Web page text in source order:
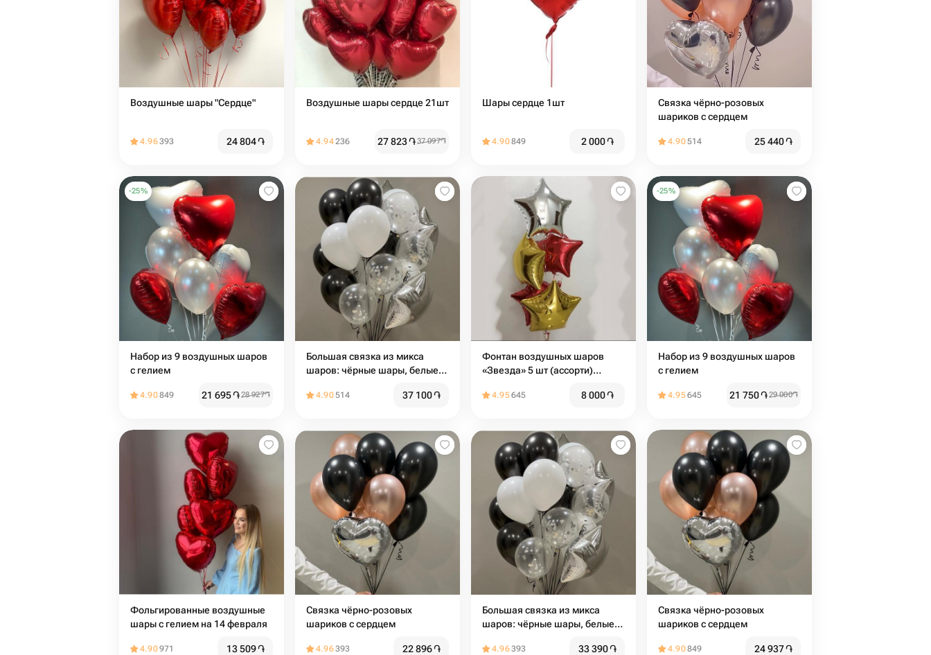
Воздушные шары "Сердце"
4.96393 24 804֏
Воздушные шары сердце 21шт
4.94236 27 823֏37 097֏
Шары сердце 1шт
4.90849 2 000֏
Связка чёрно-розовых
шариков с сердцем
4.90514 25 440֏
-25%
Набор из 9 воздушных шаров
с гелием
4.90849 21 695֏28 927֏
Большая связка из микса
шаров: чёрные шары, белые,
4.90514 37 100֏
Фонтан воздушных шаров
«Звезда» 5 шт (ассорти)
4.95645 8 000֏
-25%
Набор из 9 воздушных шаров
с гелием
4.95645 21 750֏29 000֏
Фольгированные воздушные
шары с гелием на 14 февраля
4.90971 13 509֏
Связка чёрно-розовых
шариков с сердцем
4.96393 22 896֏
Большая связка из микса
шаров: чёрные шары, белые,
4.96393 33 390֏
Связка чёрно-розовых
шариков с сердцем
4.90849 24 937֏